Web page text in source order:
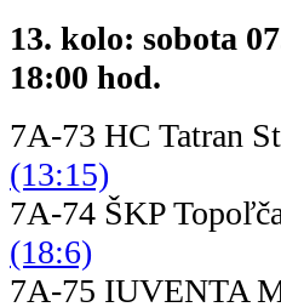
13. kolo: sobota
18:00 hod.
7A-73 HC Tatran
(13:15)
7A-74 ŠKP
(18:6)
7A-75 IUVENTA